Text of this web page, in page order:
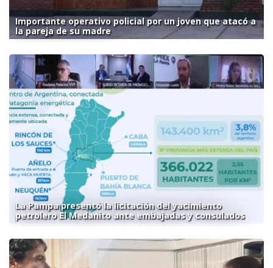
Importante operativo policial por un joven que atacó a
la pareja de su madre
La Pampa presentó la licitación del yacimiento
petrolero El Medanito ante embajadas y consulados